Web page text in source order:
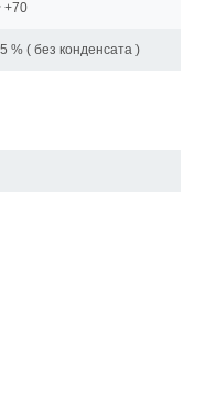
+70
% ( без конденсата )